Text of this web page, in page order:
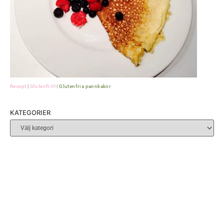
Recept | Glutenfritt |Glutenfria pannkakor
KATEGORIER